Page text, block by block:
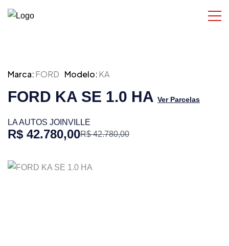
Marca:FORD Modelo:KA
FORD KA SE 1.0 HA Ver Parcelas
LA AUTOS JOINVILLE
R$ 42.780,00R$ 42.780,00